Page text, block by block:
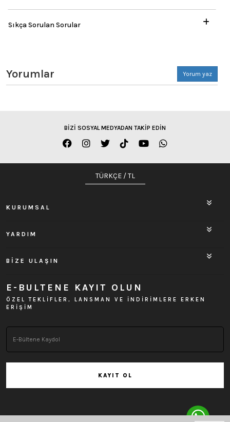
Sıkça Sorulan Sorular
Yorumlar Yorum yaz
BİZİ SOSYAL MEDYADAN TAKİP EDİN
TÜRKÇE / TL
KURUMSAL
YARDIM
BİZE ULAŞIN
E-BULTENE KAYIT OLUN
ÖZEL TEKLİFLER, LANSMAN VE İNDİRİMLERE ERKEN
ERİŞİM
KAYIT OL